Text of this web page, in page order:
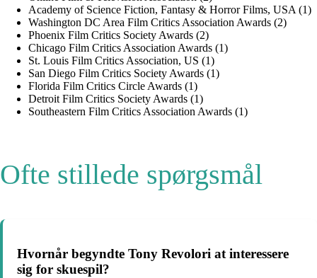
Academy of Science Fiction, Fantasy & Horror Films, USA (1)
Washington DC Area Film Critics Association Awards (2)
Phoenix Film Critics Society Awards (2)
Chicago Film Critics Association Awards (1)
St. Louis Film Critics Association, US (1)
San Diego Film Critics Society Awards (1)
Florida Film Critics Circle Awards (1)
Detroit Film Critics Society Awards (1)
Southeastern Film Critics Association Awards (1)
Ofte stillede spørgsmål
Hvornår begyndte Tony Revolori at interessere
sig for skuespil?